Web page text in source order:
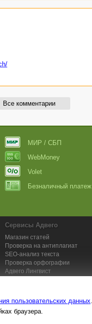
Все комментарии
МИР / СБП
WebMoney
Volet
Безналичный платеж
Сервисы Адвего
Магазин статей
Проверка на антиплагиат
SEO-анализ текста
Проверка орфографии
Адвего Лингвист
работа на дому
пользовательских данных
браузера.